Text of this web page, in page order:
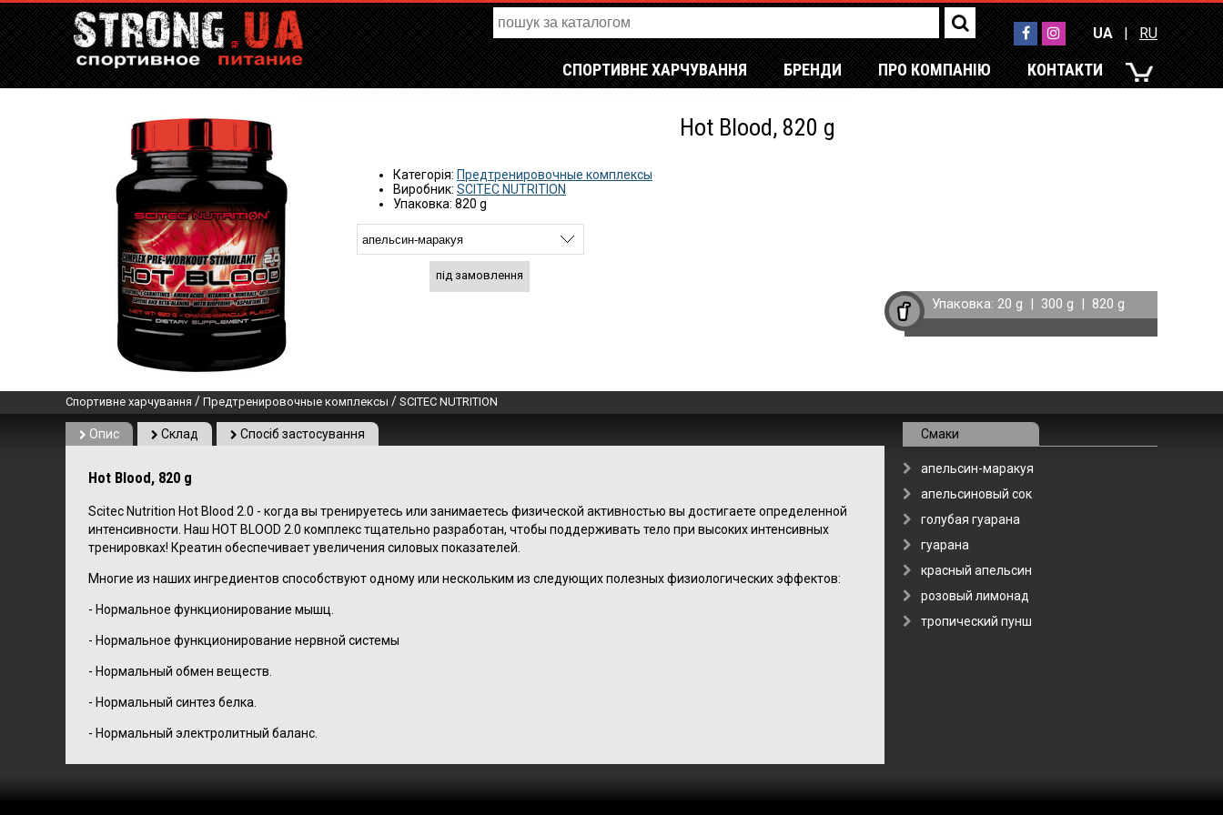
UA|RU
СПОРТИВНЕ ХАРЧУВАННЯ БРЕНДИ ПРО КОМПАНІЮ КОНТАКТИ
Hot Blood, 820 g
Категорія: Предтренировочные комплексы
Виробник: SCITEC NUTRITION
Упаковка: 820 g
під замовлення
Упаковка: 20 g | 300 g | 820 g
Спортивне харчування / Предтренировочные комплексы / SCITEC NUTRITION
Опис Склад Спосіб застосування
Hot Blood, 820 g
Scitec Nutrition Hot Blood 2.0 - когда вы тренируетесь или занимаетесь физической активностью вы достигаете определенной
интенсивности. Наш HOT BLOOD 2.0 комплекс тщательно разработан, чтобы поддерживать тело при высоких интенсивных
тренировках! Креатин обеспечивает увеличения силовых показателей.
Многие из наших ингредиентов способствуют одному или нескольким из следующих полезных физиологических эффектов:
- Нормальное функционирование мышц.
- Нормальное функционирование нервной системы
- Нормальный обмен веществ.
- Нормальный синтез белка.
- Нормальный электролитный баланс.
Смаки
апельсин-маракуя
апельсиновый сок
голубая гуарана
гуарана
красный апельсин
розовый лимонад
тропический пунш